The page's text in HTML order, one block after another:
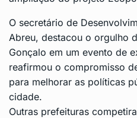
O secretário de
Abreu, destacou o orgulho
Gonçalo em um evento de
reafirmou o compromisso
para melhorar as políticas
cidade.
Outras prefeituras